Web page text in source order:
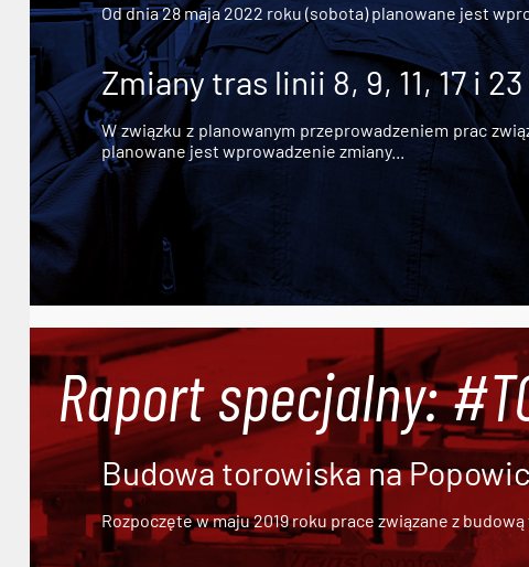
Od dnia 28 maja 2022 roku (sobota) planowane jest
Zmiany tras linii 8, 9, 11, 17 i 23
W związku z planowanym przeprowadzeniem prac
planowane jest wprowadzenie zmiany...
Raport specjalny:
Budowa torowiska na
Rozpoczęte w maju 2019 roku prace związane z